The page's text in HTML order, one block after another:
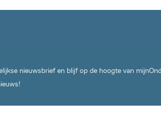
nieuwsbrief en blijf op de hoogte van